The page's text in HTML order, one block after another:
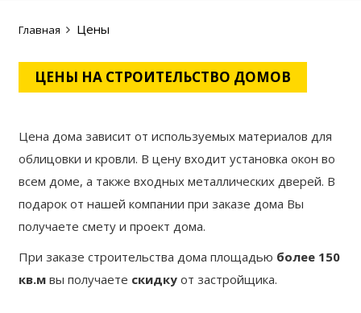
Главная Цены
ЦЕНЫ НА СТРОИТЕЛЬСТВО ДОМОВ
Цена дома зависит от используемых материалов для
облицовки и кровли. В цену входит установка окон во
всем доме, а также входных металлических дверей. В
подарок от нашей компании при заказе дома Вы
получаете смету и проект дома.
При заказе строительства дома площадью более 150
кв.мвы получаете скидкуот застройщика.